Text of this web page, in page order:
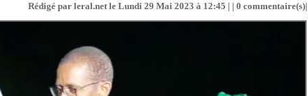
Rédigé par leral.net le Lundi 29 Mai 2023 à 12:45 | | 0 commentaire(s)|